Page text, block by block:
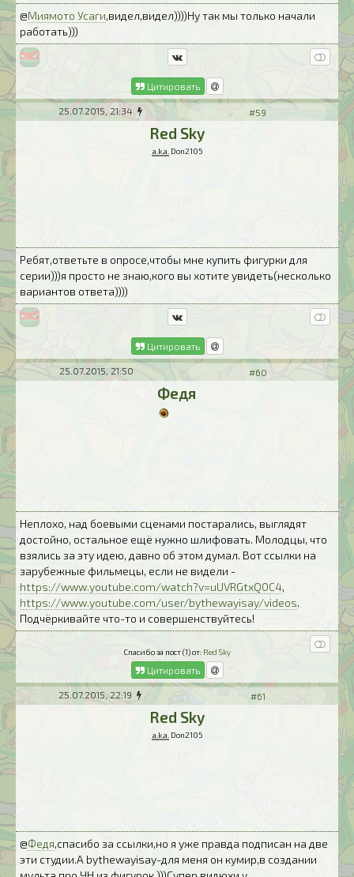
@Миямото Усаги,видел,видел))))Ну так мы только начали
работать)))
Цитировать
25.07.2015, 21:34 #59
Red Sky
a.k.a. Don2105
Ребят,ответьте в опросе,чтобы мне купить фигурки для
серии)))я просто не знаю,кого вы хотите увидеть(несколько
вариантов ответа))))
Цитировать
25.07.2015, 21:50 #60
Федя
Неплохо, над боевыми сценами постарались, выглядят
достойно, остальное ещё нужно шлифовать. Молодцы, что
взялись за эту идею, давно об этом думал. Вот ссылки на
зарубежные фильмецы, если не видели -
https://www.youtube.com/watch?v=uUVRGtxQ0C4,
https://www.youtube.com/user/bythewayisay/videos.
Подчёркивайте что-то и совершенствуйтесь!
Спасибо за пост (1) от: Red Sky
Цитировать
25.07.2015, 22:19 #61
Red Sky
a.k.a. Don2105
@Федя,спасибо за ссылки,но я уже правда подписан на две
эти студии.А bythewayisay-для меня он кумир,в создании